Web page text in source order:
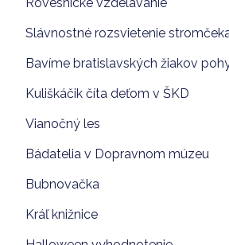
Slávnostné rozsvietenie
Bavíme bratislavských žiakov
Kuliškáčik číta deťom v ŠKD
Vianočný les
Bádatelia v Dopravnom múzeu
Bubnovačka
Kráľ knižnice